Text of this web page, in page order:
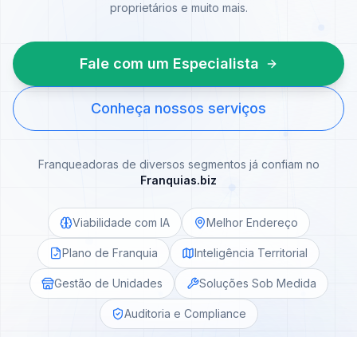
proprietários e muito mais.
Fale com um Especialista
Conheça nossos serviços
Franqueadoras de diversos segmentos já confiam no
Franquias.biz
Viabilidade com IA Melhor Endereço
Plano de Franquia Inteligência Territorial
Gestão de Unidades Soluções Sob Medida
Auditoria e Compliance